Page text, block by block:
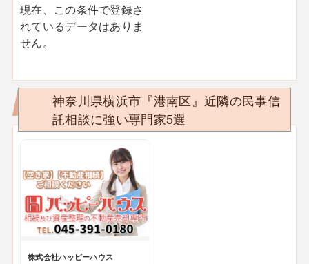
現在、この条件で登録さ
れているデータはありま
せん。
神奈川県横浜市『港南区』近隣の民事信
託相談に強い専門家5選
株式会社ハッピーハウス